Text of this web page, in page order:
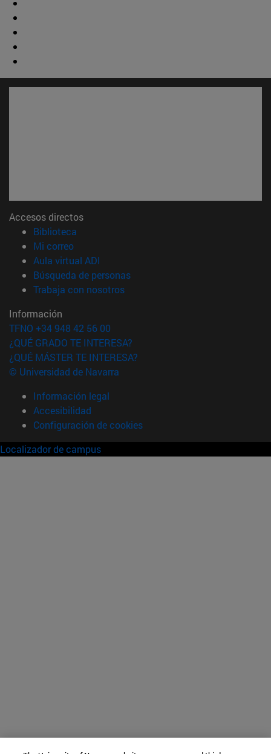
Accesos directos
Biblioteca
Mi correo(abre en nueva ventana)
Aula virtual ADI
Búsqueda de personas(abre en nueva ventana)
Trabaja con nosotros(abre en nueva ventana)
Información
TFNO +34 948 42 56 00
¿QUÉ GRADO TE INTERESA?
¿QUÉ MÁSTER TE INTERESA?
© Universidad de Navarra
Información legal
Accesibilidad
Configuración de cookies
Localizador de campus